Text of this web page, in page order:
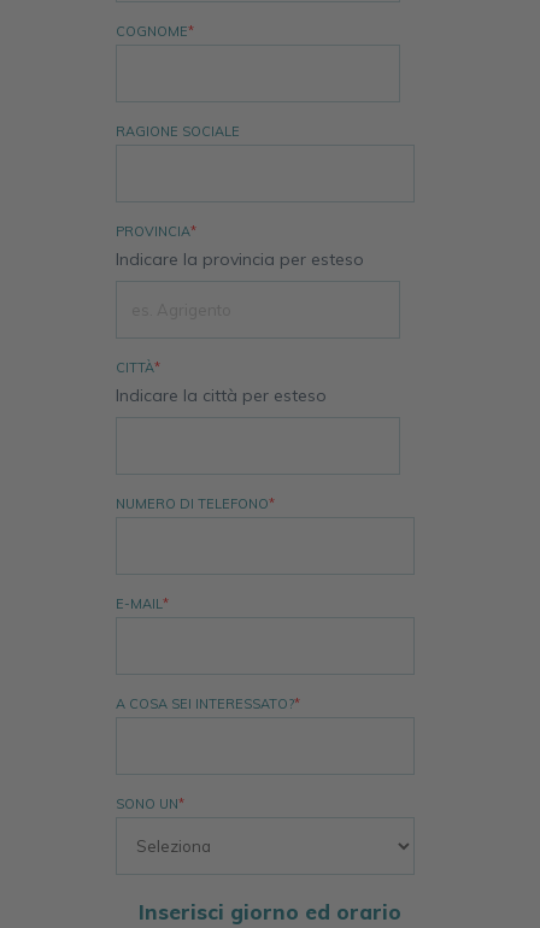
COGNOME*
RAGIONE SOCIALE
PROVINCIA*
Indicare la provincia per esteso
CITTÀ*
Indicare la città per esteso
NUMERO DI TELEFONO*
E-MAIL*
A COSA SEI INTERESSATO?*
SONO UN*
Inserisci giorno ed orario